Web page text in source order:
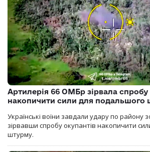
Артилерія 66 ОМБр зірвала спробу
накопичити сили для подальшого
Українські воїни завдали удару по району
зірвавши спробу окупантів накопичити
штурму.